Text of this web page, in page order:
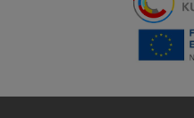
titánové telo, ktoré
odolnosť proti
materiál dodáva telefónu